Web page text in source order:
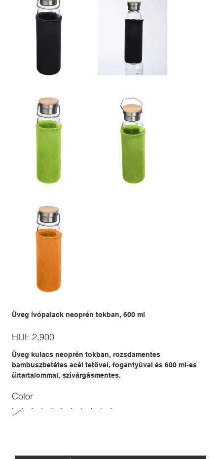
Üveg ivópalack neoprén tokban, 600 ml
Price
HUF 2,900
Üveg kulacs neoprén tokban, rozsdamentes
bambuszbetétes acél tetővel, fogantyúval és 600 ml-es
űrtartalommal, szivárgásmentes.
Color